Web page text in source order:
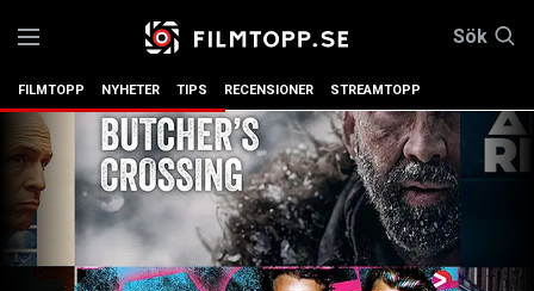
Sök
FILMTOPP NYHETER TIPS RECENSIONER STREAMTOPP